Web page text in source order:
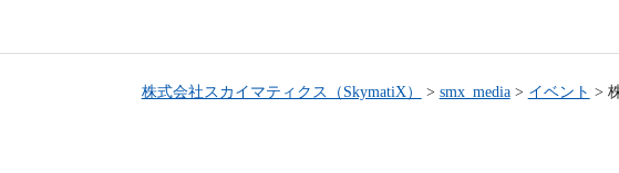
株式会社スカイマティクス（SkymatiX） > smx_media> イベント >